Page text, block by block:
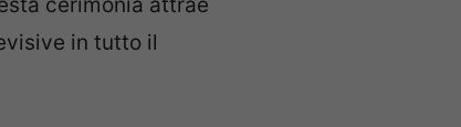
in tutto il